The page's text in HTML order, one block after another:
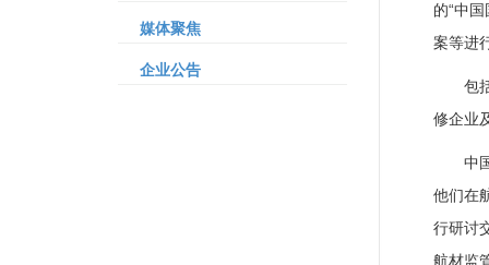
媒体聚焦
企业公告
的“中
案等进
包
修企业
中
他们在
行研讨
航材监